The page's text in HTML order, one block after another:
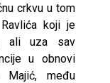
crkvu u tom
koji je
ali uza sav
u obnovi
Majić, među